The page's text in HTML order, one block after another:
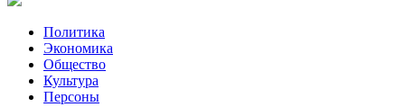
Политика
Экономика
Общество
Культура
Персоны